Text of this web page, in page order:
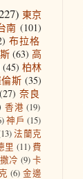
東京
南 (101)
布拉格
(63) 高
(45) 柏林
斯 (35)
(27) 奈良
香港 (19)
神戶 (15)
法蘭克
里 (11) 費
冷 (9)卡
(6) 金邊